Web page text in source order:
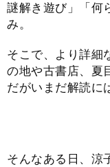
謎解き遊び」「何
み。
そこで、より詳細
の地や古書店、夏
だがいまだ解読
そんなある日、涼